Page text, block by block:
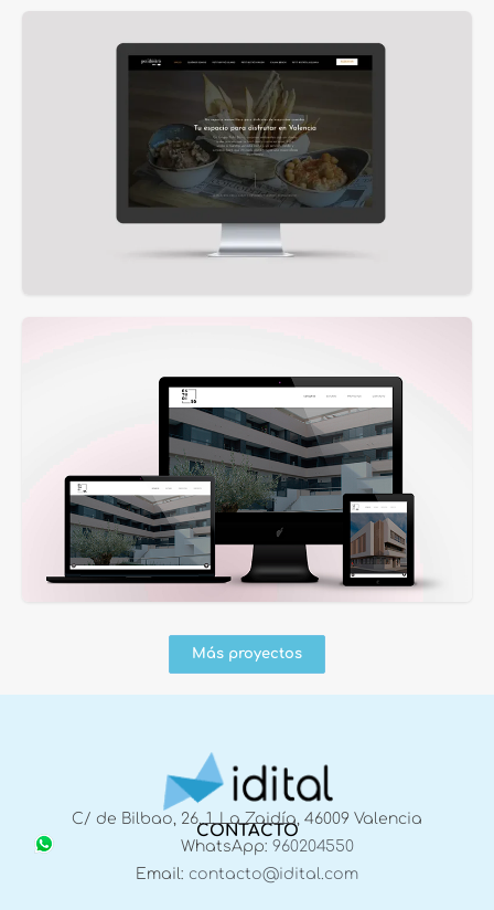
Más proyectos
CONTACTO
C/ de Bilbao, 26, 1, La Zaidía, 46009 Valencia
WhatsApp: 960204550
Email: contacto@idital.com